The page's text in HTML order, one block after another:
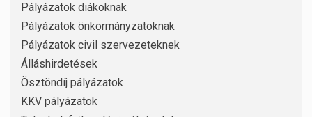
Pályázatok diákoknak
Pályázatok önkormányzatoknak
Pályázatok civil szervezeteknek
Álláshirdetések
Ösztöndíj pályázatok
KKV pályázatok